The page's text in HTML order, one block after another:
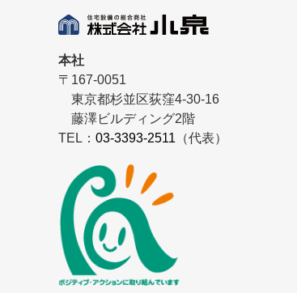
本社
〒167-0051
東京都杉並区荻窪4-30-16
藤澤ビルディング2階
TEL： 03-3393-2511 （代表）